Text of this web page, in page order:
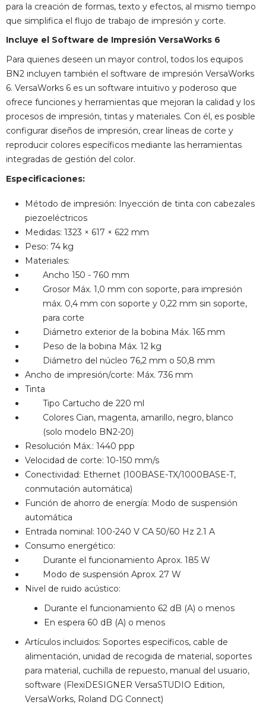
para la creación de formas, texto y efectos, al mismo tiempo
que simplifica el flujo de trabajo de impresión y corte.
Incluye el Software de Impresión VersaWorks 6
Para quienes deseen un mayor control, todos los equipos
BN2 incluyen también el software de impresión VersaWorks
6. VersaWorks 6 es un software intuitivo y poderoso que
ofrece funciones y herramientas que mejoran la calidad y los
procesos de impresión, tintas y materiales. Con él, es posible
configurar diseños de impresión, crear líneas de corte y
reproducir colores específicos mediante las herramientas
integradas de gestión del color.
Especificaciones:
Método de impresión: Inyección de tinta con cabezales
piezoeléctricos
Medidas: 1323 × 617 × 622 mm
Peso: 74 kg
Materiales:
Ancho 150 - 760 mm
Grosor Máx. 1,0 mm con soporte, para impresión
máx. 0,4 mm con soporte y 0,22 mm sin soporte,
para corte
Diámetro exterior de la bobina Máx. 165 mm
Peso de la bobina Máx. 12 kg
Diámetro del núcleo 76,2 mm o 50,8 mm
Ancho de impresión/corte: Máx. 736 mm
Tinta
Tipo Cartucho de 220 ml
Colores Cian, magenta, amarillo, negro, blanco
(solo modelo BN2-20)
Resolución Máx.: 1440 ppp
Velocidad de corte: 10-150 mm/s
Conectividad: Ethernet (100BASE-TX/1000BASE-T,
conmutación automática)
Función de ahorro de energía: Modo de suspensión
automática
Entrada nominal: 100-240 V CA 50/60 Hz 2.1 A
Consumo energético:
Durante el funcionamiento Aprox. 185 W
Modo de suspensión Aprox. 27 W
Nivel de ruido acústico:
Durante el funcionamiento 62 dB (A) o menos
En espera 60 dB (A) o menos
Artículos incluidos: Soportes específicos, cable de
alimentación, unidad de recogida de material, soportes
para material, cuchilla de repuesto, manual del usuario,
software (FlexiDESIGNER VersaSTUDIO Edition,
VersaWorks, Roland DG Connect)